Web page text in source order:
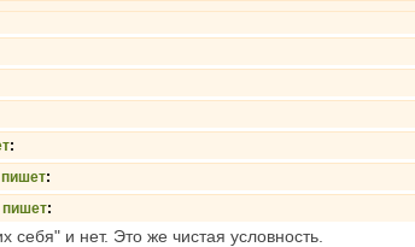
:
пишет:
пишет:
себя" и нет. Это же чистая условность.